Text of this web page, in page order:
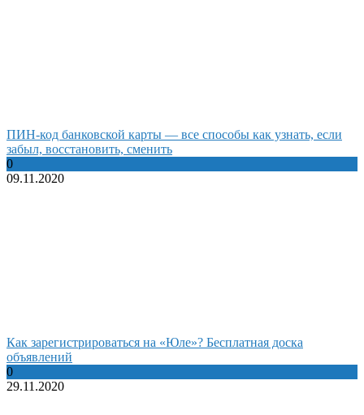
ПИН-код банковской карты — все способы как узнать, если
забыл, восстановить, сменить
0
09.11.2020
Как зарегистрироваться на «Юле»? Бесплатная доска
объявлений
0
29.11.2020